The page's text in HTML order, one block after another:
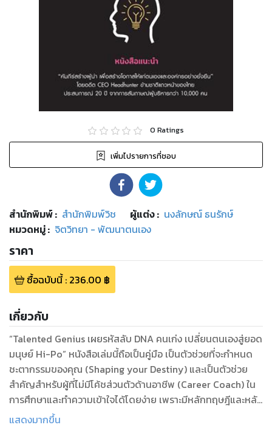
0 Ratings
เพิ่มไปรายการที่ชอบ
สำนักพิมพ์: สำนักพิมพ์วิช ผู้แต่ง : นงลักษณ์ ธนรักษ์
หมวดหมู่: จิตวิทยา - พัฒนาตนเอง
ราคา
ซื้อฉบับนี้: 236.00 ฿
เกี่ยวกับ
“Talented Genius เผยรหัสลับ DNA คนเก่ง เปลี่ยนตนเองสู่ยอด
มนุษย์ Hi-Po” หนังสือเล่มนี้ถือเป็นคู่มือ เป็นตัวช่วยที่จะกำหนด
ชะตากรรมของคุณ (Shaping your Destiny) และเป็นตัวช่วย
สำคัญสำหรับผู้ที่ไม่มีโค้ชส่วนตัวด้านอาชีพ (Career Coach) ใน
การศึกษาและทำความเข้าใจได้โดยง่าย เพราะมีหลักทฤษฎีและหลัก
ปฏิบัติ เพื่อให้ผู้อ่านได้พัฒนาตนเอง และมีความก้าวหน้าในหน้าที่
แสดงมากขึ้น